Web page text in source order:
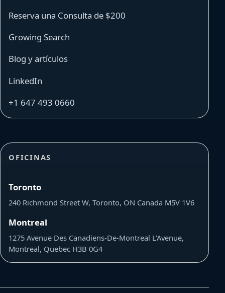
Reserva una Consulta de $200
Growing Search
Blog y artículos
LinkedIn
+1 647 493 0660
OFICINAS
Toronto
240 Richmond Street W, Toronto, ON Canada M5V 1V6
Montreal
1275 Avenue Des Canadiens-De-Montreal L'Avenue,
Montreal, Quebec H3B 0G4